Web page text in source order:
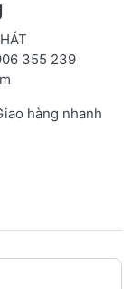
355 239
hàng nhanh